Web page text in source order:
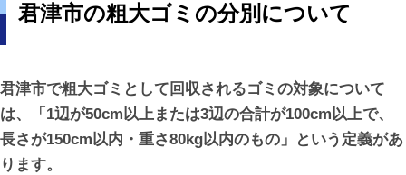
君津市の粗大ゴミの分別について
君津市で粗大ゴミとして回収されるゴミの対象について
は、「1辺が50cm以上または3辺の合計が100cm以上で、
長さが150cm以内・重さ80kg以内のもの」という定義があ
ります。